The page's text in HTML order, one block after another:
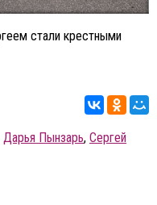
стали крестными
Дарья Пынзарь, Сергей